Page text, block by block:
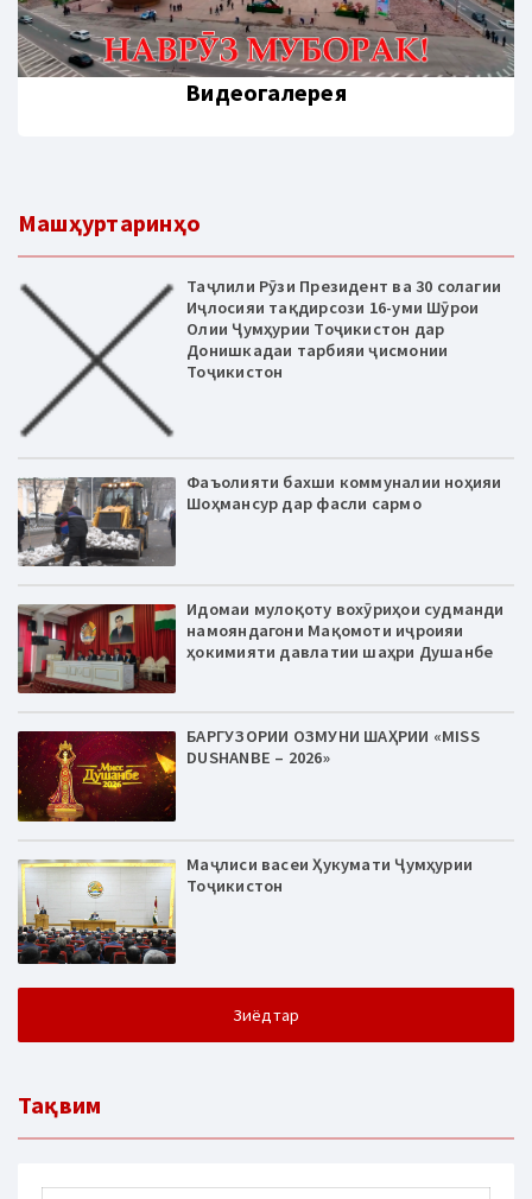
Видеогалерея
Машҳуртаринҳо
Таҷлили Рӯзи Президент ва 30 солагии
Иҷлосияи тақдирсози 16-уми Шӯрои
Олии Ҷумҳурии Тоҷикистон дар
Донишкадаи тарбияи ҷисмонии
Тоҷикистон
Фаъолияти бахши коммуналии ноҳияи
Шоҳмансур дар фасли сармо
Идомаи мулоқоту вохӯриҳои судманди
намояндагони Мақомоти иҷроияи
ҳокимияти давлатии шаҳри Душанбе
БАРГУЗОРИИ ОЗМУНИ ШАҲРИИ «MISS
DUSHANBE – 2026»
Маҷлиси васеи Ҳукумати Ҷумҳурии
Тоҷикистон
Зиёдтар
Тақвим